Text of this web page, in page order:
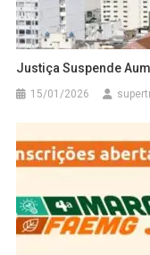
Justiça Suspende
15/01/2026